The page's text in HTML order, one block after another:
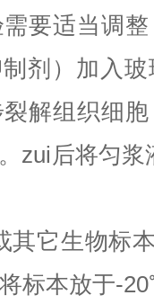
要适当调
剂）加入
解组织细
zui后将匀浆
其它生物标
标本放于-